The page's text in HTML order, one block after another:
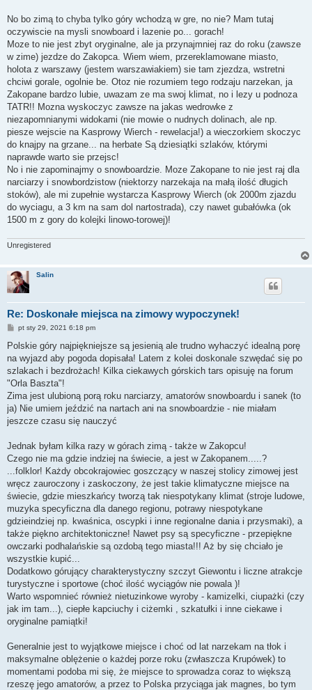
No bo zimą to chyba tylko góry wchodzą w gre, no nie? Mam tutaj
oczywiscie na mysli snowboard i lazenie po... gorach!
Moze to nie jest zbyt oryginalne, ale ja przynajmniej raz do roku (zawsze
w zime) jezdze do Zakopca. Wiem wiem, przereklamowane miasto,
holota z warszawy (jestem warszawiakiem) sie tam zjezdza, wstretni
chciwi gorale, ogolnie be. Otoz nie rozumiem tego rodzaju narzekan, ja
Zakopane bardzo lubie, uwazam ze ma swoj klimat, no i lezy u podnoza
TATR!! Mozna wyskoczyc zawsze na jakas wedrowke z
niezapomnianymi widokami (nie mowie o nudnych dolinach, ale np.
piesze wejscie na Kasprowy Wierch - rewelacja!) a wieczorkiem skoczyc
do knajpy na grzane... na herbate Są dziesiątki szlaków, którymi
naprawde warto sie przejsc!
No i nie zapominajmy o snowboardzie. Moze Zakopane to nie jest raj dla
narciarzy i snowbordzistow (niektorzy narzekaja na małą ilość długich
stoków), ale mi zupełnie wystarcza Kasprowy Wierch (ok 2000m zjazdu
do wyciagu, a 3 km na sam dol nartostrada), czy nawet gubałówka (ok
1500 m z gory do kolejki linowo-torowej)!
Unregistered
Salin
Re: Doskonałe miejsca na zimowy wypoczynek!
P
s
pt sty 29, 2021 6:18 pm
Polskie góry najpiękniejsze są jesienią ale trudno wyhaczyć idealną porę
na wyjazd aby pogoda dopisała! Latem z kolei doskonale szwędać się po
szlakach i bezdrożach! Kilka ciekawych górskich tars opisuję na forum
"Orla Baszta"!
Zima jest ulubioną porą roku narciarzy, amatorów snowboardu i sanek (to
ja) Nie umiem jeździć na nartach ani na snowboardzie - nie miałam
jeszcze czasu się nauczyć
Jednak byłam kilka razy w górach zimą - także w Zakopcu!
Czego nie ma gdzie indziej na świecie, a jest w Zakopanem.....?
...folklor! Każdy obcokrajowiec goszczący w naszej stolicy zimowej jest
wręcz zauroczony i zaskoczony, że jest takie klimatyczne miejsce na
świecie, gdzie mieszkańcy tworzą tak niespotykany klimat (stroje ludowe,
muzyka specyficzna dla danego regionu, potrawy niespotykane
gdzieindziej np. kwaśnica, oscypki i inne regionalne dania i przysmaki), a
także piękno architektoniczne! Nawet psy są specyficzne - przepiękne
owczarki podhalańskie są ozdobą tego miasta!!! Aż by się chciało je
wszystkie kupić...
Dodatkowo górujący charakterystyczny szczyt Giewontu i liczne atrakcje
turystyczne i sportowe (choć ilość wyciągów nie powala )!
Warto wspomnieć również nietuzinkowe wyroby - kamizelki, ciupażki (czy
jak im tam...), ciepłe kapciuchy i ciżemki , szkatułki i inne ciekawe i
oryginalne pamiątki!
Generalnie jest to wyjątkowe miejsce i choć od lat narzekam na tłok i
maksymalne oblężenie o każdej porze roku (zwłaszcza Krupówek) to
momentami podoba mi się, że miejsce to sprowadza coraz to większą
rzeszę jego amatorów, a przez to Polska przyciąga jak magnes, bo tym